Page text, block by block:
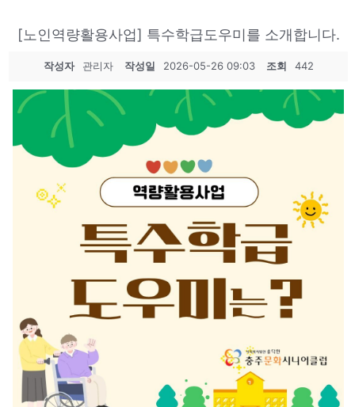
[노인역량활용사업] 특수학급도우미를 소개합니다.
작성자 관리자 작성일 2026-05-26 09:03 조회 442